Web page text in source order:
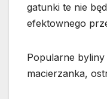
gatunki te nie
efektownego
Popularne byliny
macierzanka,